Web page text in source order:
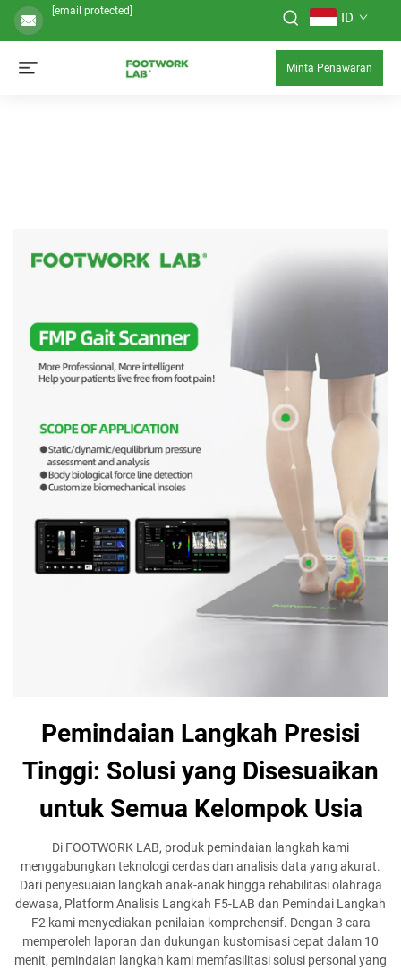
[email protected] ID
Minta Penawaran
Pemindaian Langkah Presisi
Tinggi: Solusi yang Disesuaikan
untuk Semua Kelompok Usia
Di FOOTWORK LAB, produk pemindaian langkah kami
menggabungkan teknologi cerdas dan analisis data yang akurat.
Dari penyesuaian langkah anak-anak hingga rehabilitasi olahraga
dewasa, Platform Analisis Langkah F5-LAB dan Pemindai Langkah
F2 kami menyediakan penilaian komprehensif. Dengan 3 cara
memperoleh laporan dan dukungan kustomisasi cepat dalam 10
menit, pemindaian langkah kami memfasilitasi solusi personal yang